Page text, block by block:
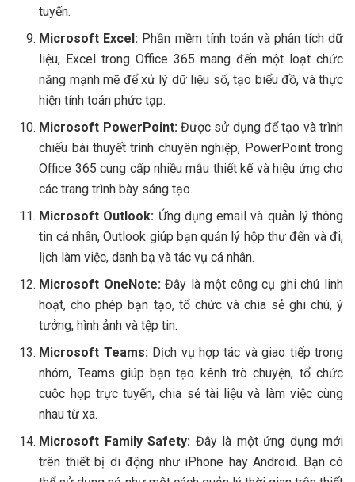
tuyến.
Microsoft Excel: Phần mềm tính toán và phân tích dữ
liệu, Excel trong Office 365 mang đến một loạt chức
năng mạnh mẽ để xử lý dữ liệu số, tạo biểu đồ, và thực
hiện tính toán phức tạp.
Microsoft PowerPoint: Được sử dụng để tạo và trình
chiếu bài thuyết trình chuyên nghiệp, PowerPoint trong
Office 365 cung cấp nhiều mẫu thiết kế và hiệu ứng cho
các trang trình bày sáng tạo.
Microsoft Outlook: Ứng dụng email và quản lý thông
tin cá nhân, Outlook giúp bạn quản lý hộp thư đến và đi,
lịch làm việc, danh bạ và tác vụ cá nhân.
Microsoft OneNote:Đây là một công cụ ghi chú linh
hoạt, cho phép bạn tạo, tổ chức và chia sẻ ghi chú, ý
tưởng, hình ảnh và tệp tin.
Microsoft Teams: Dịch vụ hợp tác và giao tiếp trong
nhóm, Teams giúp bạn tạo kênh trò chuyện, tổ chức
cuộc họp trực tuyến, chia sẻ tài liệu và làm việc cùng
nhau từ xa.
Microsoft Family Safety: Đây là một ứng dụng mới
trên thiết bị di động như iPhone hay Android. Bạn có